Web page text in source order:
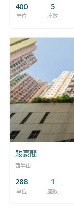
400
单位
5
座数
駿豪閣
西半山
288
单位
1
座数